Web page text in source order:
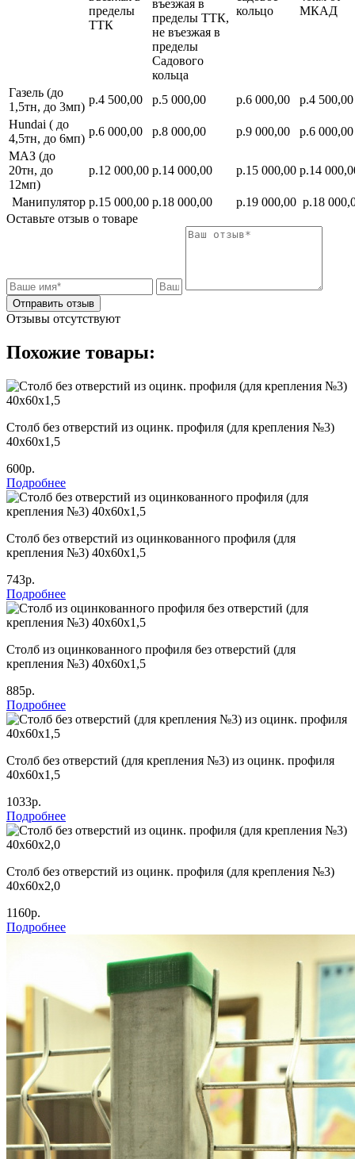
пределы
ТТК
въезжая в
пределы ТТК,
не въезжая в
пределы
Садового
кольца
кольцо
МКАД
Газель (до
1,5тн, до 3мп)
р.4 500,00 р.5 000,00 р.6 000,00
р.4 500,00
Hundai ( до
4,5тн, до 6мп)
р.6 000,00 р.8 000,00 р.9 000,00
р.6 000,00
МАЗ (до
20тн, до
12мп)
р.12 000,00 р.14 000,00 р.15 000,00 р.14
Манипулятор р.15 000,00 р.18 000,00 р.19 000,00 р.18
Оставьте отзыв о товаре
Отправить отзыв
Отзывы отсутствуют
Похожие товары:
Столб без отверстий из оцинк. профиля (для крепления №3)
40х60х1,5
600р.
Подробнее
Столб без отверстий из оцинкованного профиля (для
крепления №3) 40х60х1,5
743р.
Подробнее
Столб из оцинкованного профиля без отверстий (для
крепления №3) 40х60х1,5
885р.
Подробнее
Столб без отверстий (для крепления №3) из оцинк. профиля
40х60х1,5
1033р.
Подробнее
Столб без отверстий из оцинк. профиля (для крепления №3)
40х60х2,0
1160р.
Подробнее